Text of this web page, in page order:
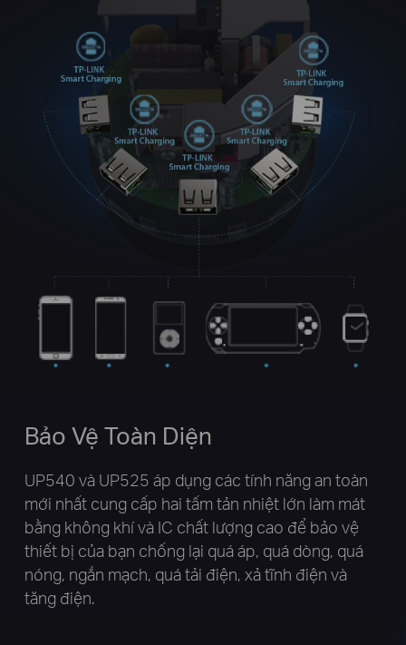
Bảo Vệ Toàn Diện
UP540 và UP525 áp dụng các tính năng an toàn
mới nhất cung cấp hai tấm tản nhiệt lớn làm mát
bằng không khí và IC chất lượng cao để bảo vệ
thiết bị của bạn chống lại quá áp, quá dòng, quá
nóng, ngắn mạch, quá tải điện, xả tĩnh điện và
tăng điện.